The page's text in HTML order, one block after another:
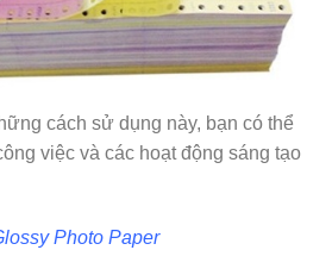
cách sử dụng này, bạn có thể
việc và các hoạt động sáng tạo
Photo Paper